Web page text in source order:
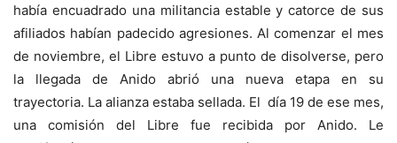
había encuadrado una militancia estable y catorce de sus
afiliados habían padecido agresiones. Al comenzar el mes
de noviembre, el Libre estuvo a punto de disolverse, pero
la llegada de Anido abrió una nueva etapa en su
trayectoria. La alianza estaba sellada. El día 19 de ese mes,
una comisión del Libre fue recibida por Anido. Le